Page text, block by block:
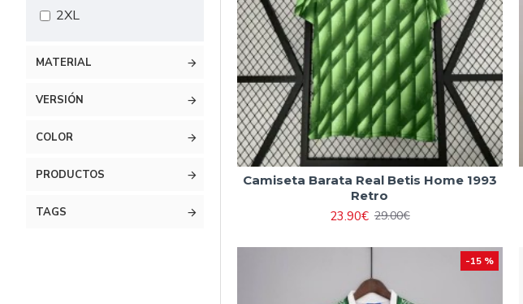
MATERIAL
VERSIÓN
COLOR
PRODUCTOS
2XL
TAGS
Camiseta Barata Real Betis Home 1993
Retro
23.90€ 29.00€
-15 %